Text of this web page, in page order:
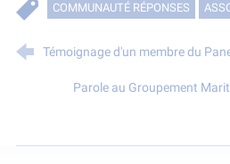
COMMUNAUTÉ RÉPONSES
Témoignage d'un membre du
Parole au Groupement